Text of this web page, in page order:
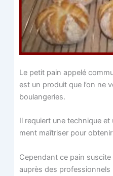
Le petit pain appe­lé
est un pro­duit que l’on ne
boulangeries.
Il requiert une tech­nique
ment maî­tri­ser pour
Cepen­dant ce pain
auprès des pro­fes­sion­nels